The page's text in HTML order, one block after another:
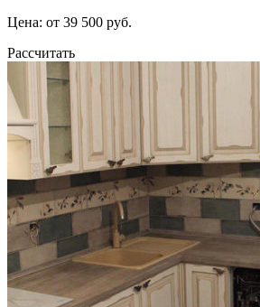
Цена: от 39 500 руб.
Рассчитать